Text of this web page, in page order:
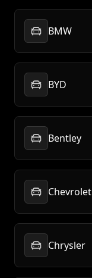
BMW
BYD
Bentley
Chevrolet
Chrysler